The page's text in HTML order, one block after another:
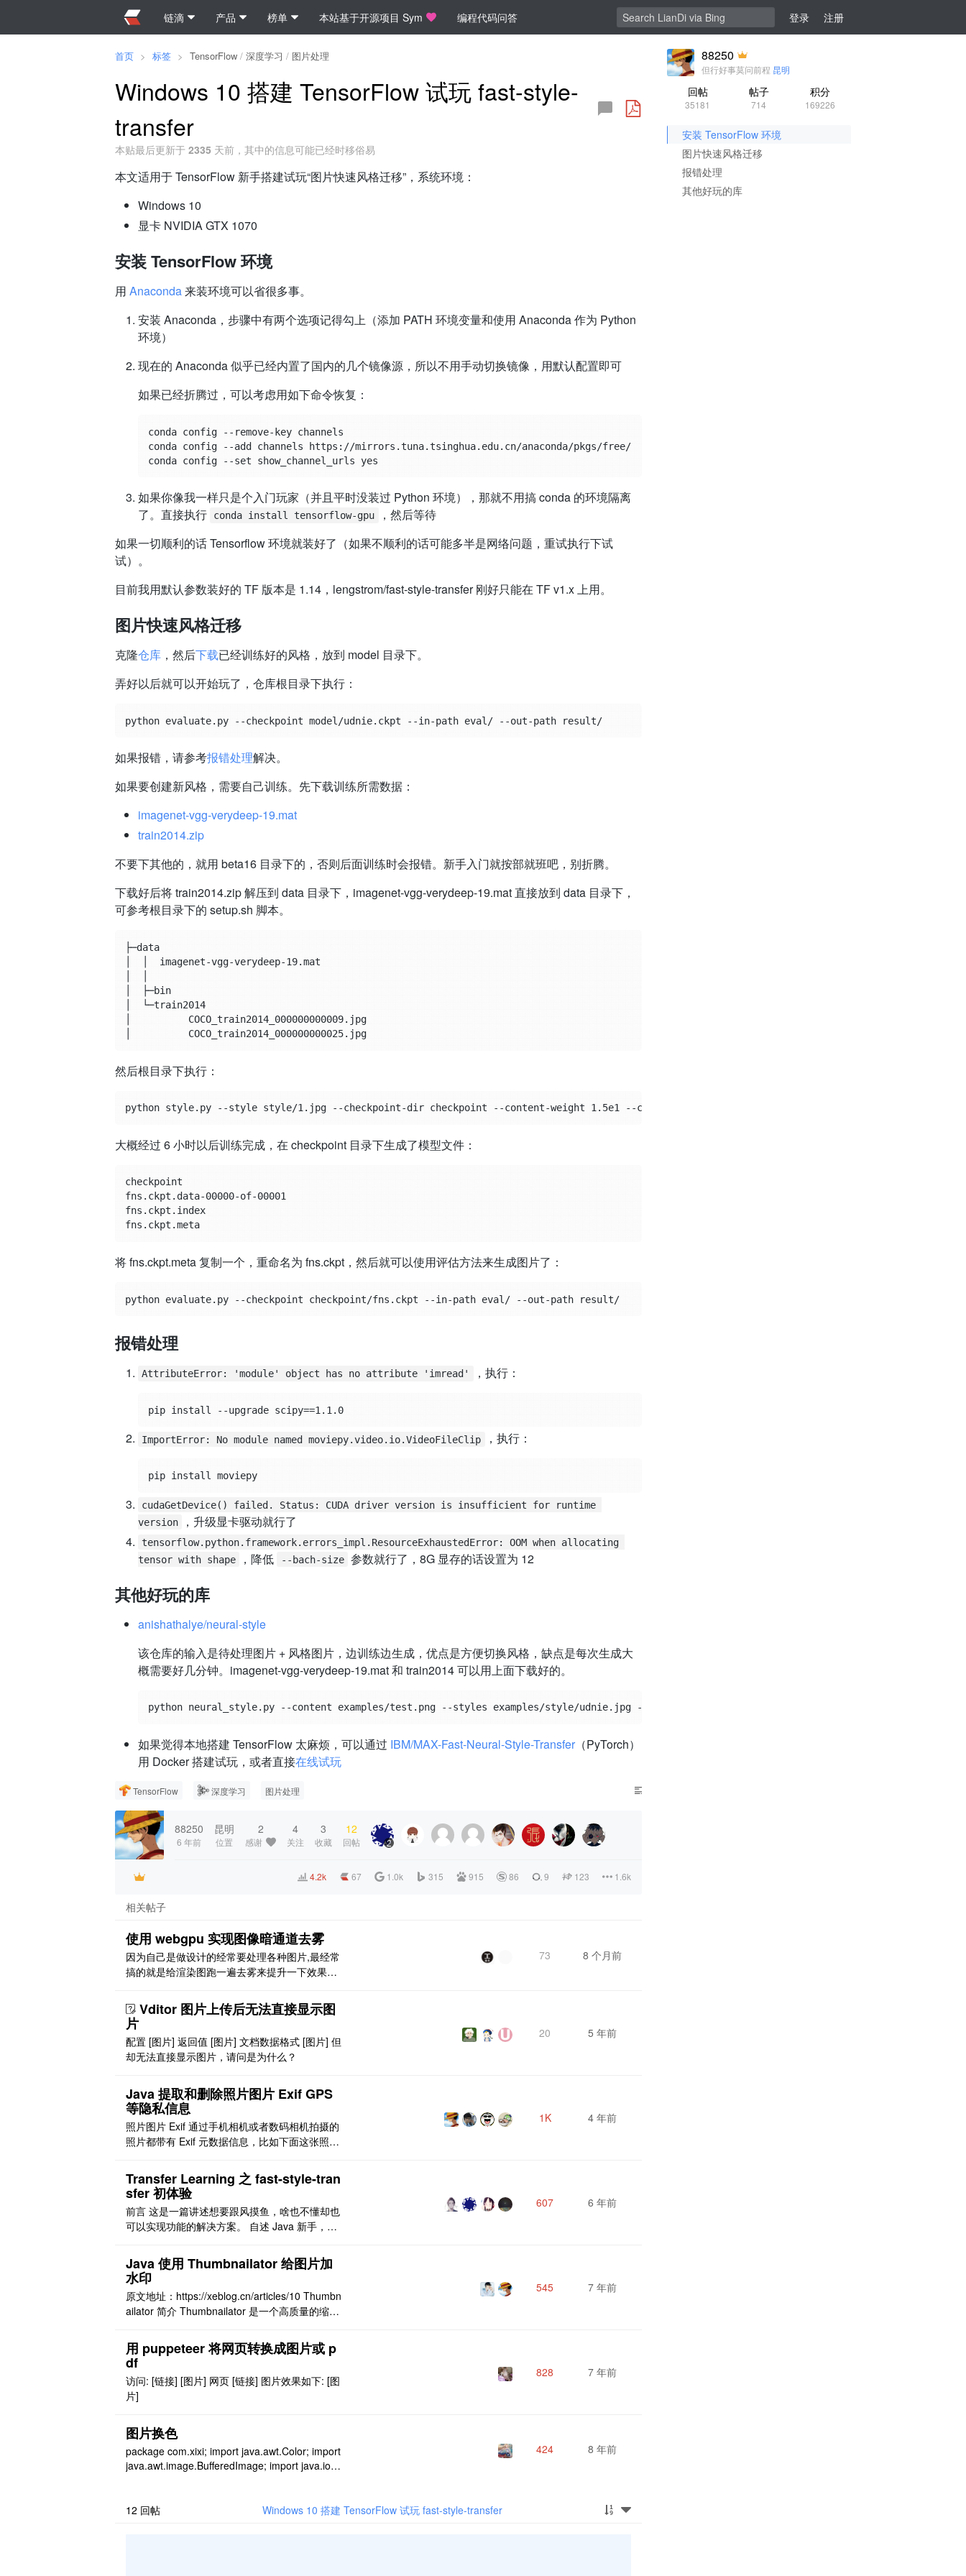
链滴 产品 榜单 本站基于开源项目 Sym 编程代码问答 登录 注册
首页 > 标签 > TensorFlow / 深度学习 / 图片处理
Windows 10 搭建 TensorFlow 试玩 fast-style-
transfer
本贴最后更新于 2335 天前，其中的信息可能已经时移俗易
本文适用于 TensorFlow 新手搭建试玩“图片快速风格迁移”，系统环境：
Windows 10
显卡 NVIDIA GTX 1070
安装 TensorFlow 环境
用 Anaconda来装环境可以省很多事。
安装 Anaconda，步骤中有两个选项记得勾上（添加 PATH 环境变量和使用 Anaconda 作为 Python
环境）
现在的 Anaconda 似乎已经内置了国内的几个镜像源，所以不用手动切换镜像，用默认配置即可
如果已经折腾过，可以考虑用如下命令恢复：
conda config --remove-key channels
conda config --add channels https://mirrors.tuna.tsinghua.edu.cn/anaconda/pkgs/free/
如果你像我一样只是个入门玩家（并且平时没装过 Python 环境），那就不用搞 conda 的环境隔离
了。直接执行
conda install tensorflow-gpu
，然后等待
如果一切顺利的话 Tensorflow 环境就装好了（如果不顺利的话可能多半是网络问题，重试执行下试
试）。
目前我用默认参数装好的 TF 版本是 1.14，lengstrom/fast-style-transfer 刚好只能在 TF v1.x 上用。
图片快速风格迁移
克隆仓库 ，然后下载已经训练好的风格，放到 model 目录下。
弄好以后就可以开始玩了，仓库根目录下执行：
python evaluate.py --checkpoint model/udnie.ckpt --in-path eval/ --out-path result/
如果报错，请参考报错处理解决。
如果要创建新风格，需要自己训练。先下载训练所需数据：
imagenet-vgg-verydeep-19.mat
train2014.zip
不要下其他的，就用 beta16 目录下的，否则后面训练时会报错。新手入门就按部就班吧，别折腾。
下载好后将 train2014.zip 解压到 data 目录下，imagenet-vgg-verydeep-19.mat 直接放到 data 目录下，
可参考根目录下的 setup.sh 脚本。
├─data
│  │  imagenet-vgg-verydeep-19.mat
│  ├─bin
│  └─train2014
│          COCO_train2014_000000000009.jpg
│          COCO_train2014_000000000025.jpg
然后根目录下执行：
大概经过 6 小时以后训练完成，在 checkpoint 目录下生成了模型文件：
checkpoint
fns.ckpt.data-00000-of-00001
fns.ckpt.index
fns.ckpt.meta
将 fns.ckpt.meta 复制一个，重命名为 fns.ckpt，然后就可以使用评估方法来生成图片了：
python evaluate.py --checkpoint checkpoint/fns.ckpt --in-path eval/ --out-path result/
报错处理
AttributeError: 'module' object has no attribute 'imread' ，执行：
pip install --upgrade scipy==1.1.0
ImportError: No module named moviepy.video.io.VideoFileClip ，执行：
pip install moviepy
cudaGetDevice() failed. Status: CUDA driver version is insufficient for runtime
version
，升级显卡驱动就行了
tensorflow.python.framework.errors_impl.ResourceExhaustedError: OOM when allocating
tensor with shape
，降低 --bach-size 参数就行了，8G 显存的话设置为 12
其他好玩的库
anishathalye/neural-style
该仓库的输入是待处理图片 + 风格图片，边训练边生成，优点是方便切换风格，缺点是每次生成大
概需要好几分钟。imagenet-vgg-verydeep-19.mat 和 train2014 可以用上面下载好的。
如果觉得本地搭建 TensorFlow 太麻烦，可以通过 IBM/MAX-Fast-Neural-Style-Transfer （PyTorch）
用 Docker 搭建试玩，或者直接在线试玩
TensorFlow 深度学习 图片处理
88250
6 年前
昆明
位置
2
感谢
4
关注
3
收藏
12
回帖 2
4.2k 67 1.0k 315 915 86 9 123 1.6k
相关帖子
使用 webgpu 实现图像暗通道去雾
因为自己是做设计的经常要处理各种图片,最经常
搞的就是给渲染图跑一遍去雾来提升一下效果之
需要批量处理一下或者想要直接在笔记里面处理
去雾的情况,所以还是自己弄一下算了. 效果 个人
喜欢暴露更多参数,所以界面长这个样子: [视频]
在思源里面的界面害没有写完,因为不能把上面那
个直 ..
73 8 个月前
Vditor 图片上传后无法直接显示图
片
配置 [图片] 返回值 [图片] 文档数据格式 [图片] 但
却无法直接显示图片，请问是为什么？
20 5 年前
Java 提取和删除照片图片 Exif GPS
等隐私信息
照片图片 Exif 通过手机相机或者数码相机拍摄的
照片都带有 Exif 元数据信息，比如下面这张照
h: 4000 ImageLength: 3000 Make: 'Xiaomi' Mo
del: 'MI CC 9' Orientation: 1 XR ..
1K 4 年前
Transfer Learning 之 fast-style-tran
sfer 初体验
前言 这是一篇讲述想要跟风摸鱼，啥也不懂却也
可以实现功能的解决方案。 自述 Java 新手，也
ッ！！ 人間のすばらしさは勇気のすばらし
さ！！。 资源准备 fast_neural_style fast-style-t
ransfer 基于 macOS 搭建一个 tensor ..
607 6 年前
Java 使用 Thumbnailator 给图片加
水印
原文地址：https://xeblog.cn/articles/10 Thumbn
ailator 简介 Thumbnailator 是一个高质量的缩略
质量的缩略图。 给图片加水印，可以设置水印的
透明度（0%~100%）。 支持缩略图的旋转，大
545 7 年前
用 puppeteer 将网页转换成图片或 p
df
访问: [链接] [图片] 网页 [链接] 图片效果如下: [图
片]
828 7 年前
图片换色
package com.xixi; import java.awt.Color; import
java.awt.image.BufferedImage; import java.io.Fi
424 8 年前
12 回帖 Windows 10 搭建 TensorFlow 试玩 fast-style-transfer
88250
但行好事莫问前程 昆明
回帖
35181
帖子
714
积分
169226
安装 TensorFlow 环境
图片快速风格迁移
报错处理
其他好玩的库